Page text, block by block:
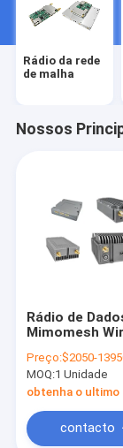
Rádio da rede
de malha
Nossos
Rádio de
Mimomesh
Série Leve
Preço:$2050-
MOQ:1 Unidade
obtenha o ultimo
contacto